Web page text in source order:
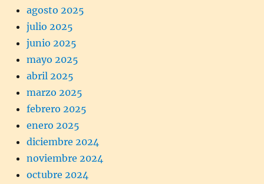
agosto 2025
julio 2025
junio 2025
mayo 2025
abril 2025
marzo 2025
febrero 2025
enero 2025
diciembre 2024
noviembre 2024
octubre 2024